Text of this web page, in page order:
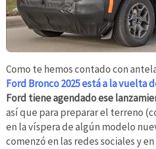
Como te hemos contado con
Ford Bronco 2025 está a la vuelta
Ford tiene agendado ese
así que para preparar el terreno
en la víspera de algún modelo
comenzó en las redes sociales y